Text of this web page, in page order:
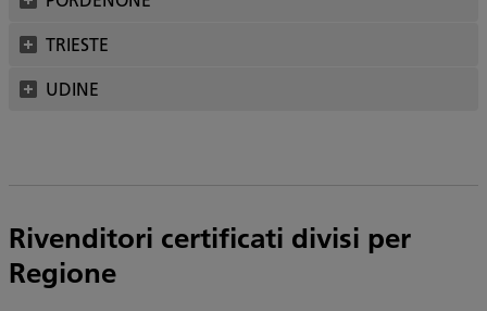
TRIESTE
UDINE
Rivenditori certificati divisi per
Regione